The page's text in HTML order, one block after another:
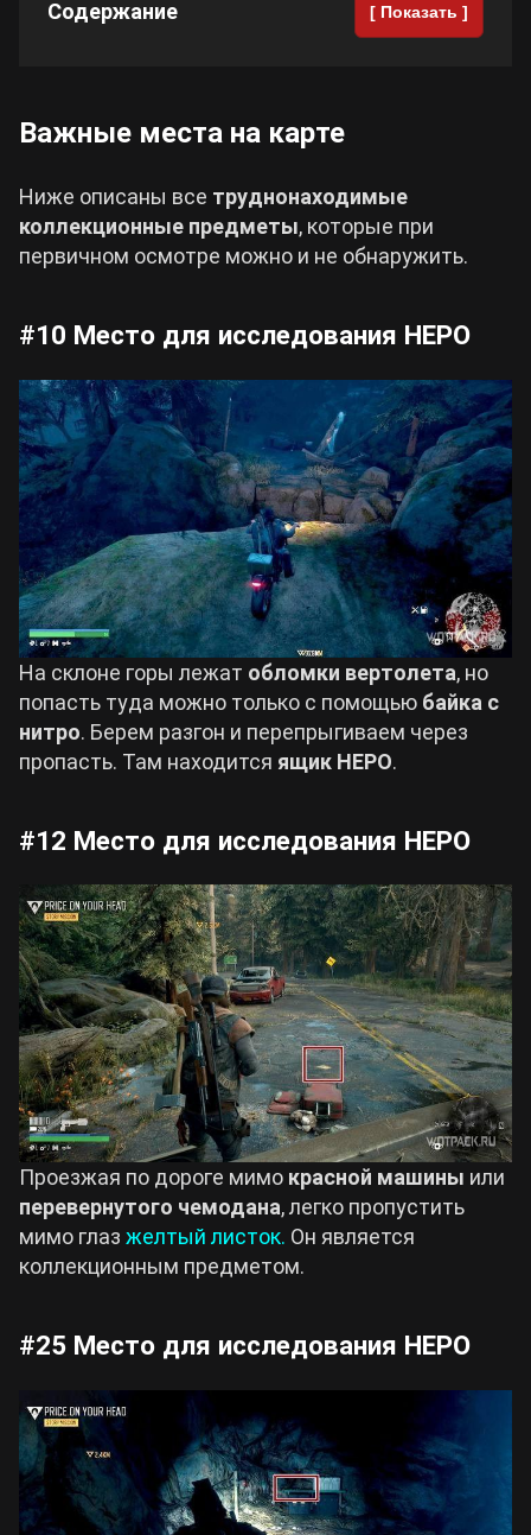
Содержание [ Показать ]
Важные места на карте
Ниже описаны все труднонаходимые
коллекционные предметы, которые при
первичном осмотре можно и не обнаружить.
#10 Место для исследования НЕРО
На склоне горы лежат обломки вертолета, но
попасть туда можно только с помощью байка с
нитро. Берем разгон и перепрыгиваем через
пропасть. Там находится ящик НЕРО.
#12 Место для исследования НЕРО
Проезжая по дороге мимо красной машины или
перевернутого чемодана, легко пропустить
мимо глаз желтый листок. Он является
коллекционным предметом.
#25 Место для исследования НЕРО